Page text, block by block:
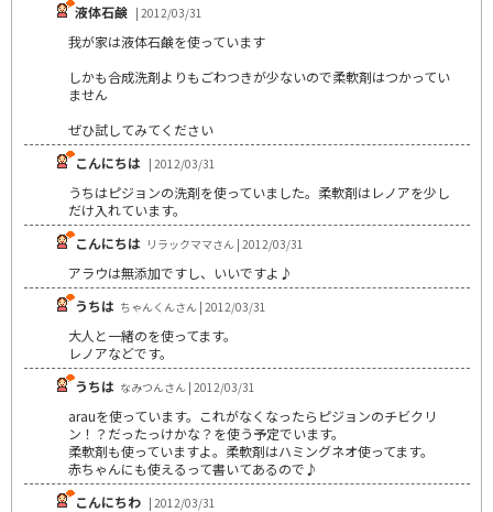
液体石鹸 | 2012/03/31
我が家は液体石鹸を使っています
しかも合成洗剤よりもごわつきが少ないので柔軟剤はつかってい
ません
ぜひ試してみてください
こんにちは | 2012/03/31
うちはピジョンの洗剤を使っていました。柔軟剤はレノアを少し
だけ入れています。
こんにちは リラックママさん | 2012/03/31
アラウは無添加ですし、いいですよ♪
うちは ちゃんくんさん | 2012/03/31
大人と一緒のを使ってます。
レノアなどです。
うちは なみつんさん | 2012/03/31
arauを使っています。これがなくなったらピジョンのチビクリ
ン！？だったっけかな？を使う予定でいます。
柔軟剤も使っていますよ。柔軟剤はハミングネオ使ってます。
赤ちゃんにも使えるって書いてあるので♪
こんにちわ | 2012/03/31